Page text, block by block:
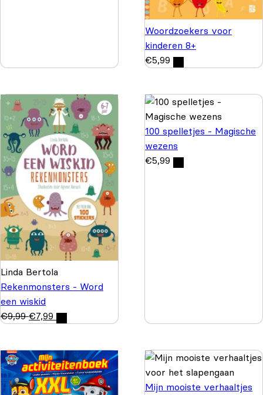
Woordzoekers voor
kinderen 8+
€5,99
Linda Bertola
Rekenmonsters - Word
een wiskid
€9,99 €7,99
100 spelletjes - Magische
wezens
€5,99
Mijn mooiste verhaaltjes